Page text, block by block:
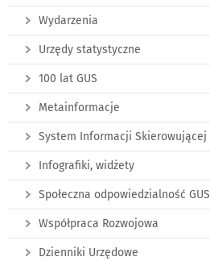
Wydarzenia
Urzędy statystyczne
100 lat GUS
Metainformacje
System Informacji Skierowującej
Infografiki, widżety
Społeczna odpowiedzialność GUS
Współpraca Rozwojowa
Dzienniki Urzędowe